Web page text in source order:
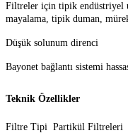
Filtreler için tipik endüstriyel
mayalama, tipik duman,
Düşük solunum direnci
Bayonet bağlantı sistemi
Teknik Özellikler
Filtre Tipi‎ ‎ Partikül Filtreleri